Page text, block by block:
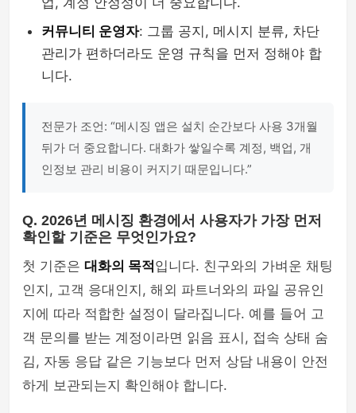
커뮤니티 운영자: 그룹 공지, 메시지 분류, 차단
관리가 편하더라도 운영 규칙을 먼저 정해야 합
니다.
전문가 조언: “메시징 앱은 설치 순간보다 사용 3개월
뒤가 더 중요합니다. 대화가 쌓일수록 계정, 백업, 개
인정보 관리 비용이 커지기 때문입니다.”
Q. 2026년 메시징 환경에서 사용자가 가장 먼저
확인할 기준은 무엇인가요?
첫 기준은 대화의 목적입니다. 친구와의 가벼운 채팅
인지, 고객 응대인지, 해외 파트너와의 파일 공유인
지에 따라 적합한 설정이 달라집니다. 예를 들어 고
객 문의를 받는 계정이라면 읽음 표시, 접속 상태 숨
김, 자동 응답 같은 기능보다 먼저 상담 내용이 안전
하게 보관되는지 확인해야 합니다.